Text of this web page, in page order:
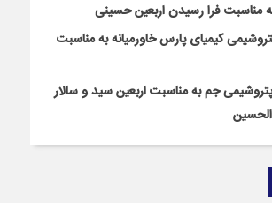
مناسبت فرا رسیدن اربعین حسینی
کیمیای پارس خاورمیانه به مناسبت
جم به مناسبت اربعین سید و سالار
الحسین